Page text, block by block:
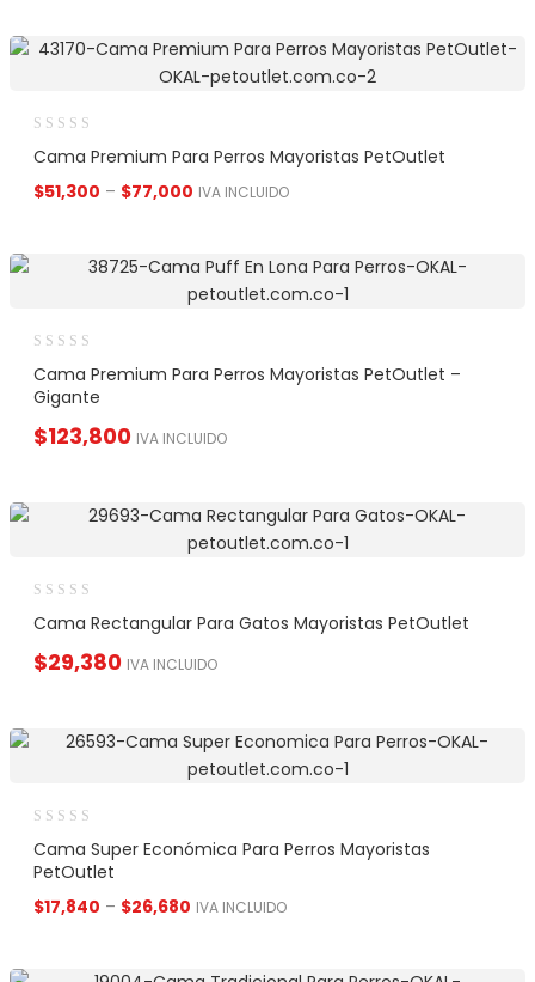
Cama Premium Para Perros Mayoristas PetOutlet
$51,300 – $77,000 IVA INCLUIDO
Cama Premium Para Perros Mayoristas PetOutlet –
Gigante
$123,800 IVA INCLUIDO
Cama Rectangular Para Gatos Mayoristas PetOutlet
$29,380 IVA INCLUIDO
Cama Super Económica Para Perros Mayoristas
PetOutlet
$17,840 – $26,680 IVA INCLUIDO